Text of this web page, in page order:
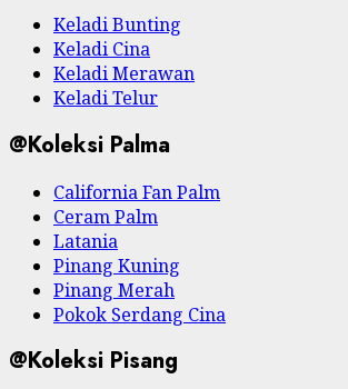
Keladi Bunting
Keladi Cina
Keladi Merawan
Keladi Telur
@Koleksi Palma
California Fan Palm
Ceram Palm
Latania
Pinang Kuning
Pinang Merah
Pokok Serdang Cina
@Koleksi Pisang